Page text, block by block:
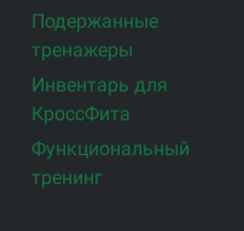
Подержанные
тренажеры
Инвентарь для
КроссФита
Функциональный
тренинг